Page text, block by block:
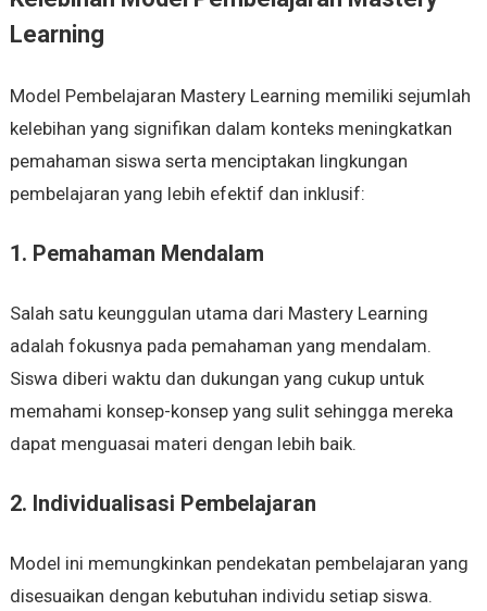
Learning
Model Pembelajaran Mastery Learning memiliki sejumlah
kelebihan yang signifikan dalam konteks meningkatkan
pemahaman siswa serta menciptakan lingkungan
pembelajaran yang lebih efektif dan inklusif:
1. Pemahaman Mendalam
Salah satu keunggulan utama dari Mastery Learning
adalah fokusnya pada pemahaman yang mendalam.
Siswa diberi waktu dan dukungan yang cukup untuk
memahami konsep-konsep yang sulit sehingga mereka
dapat menguasai materi dengan lebih baik.
2. Individualisasi Pembelajaran
Model ini memungkinkan pendekatan pembelajaran yang
disesuaikan dengan kebutuhan individu setiap siswa.